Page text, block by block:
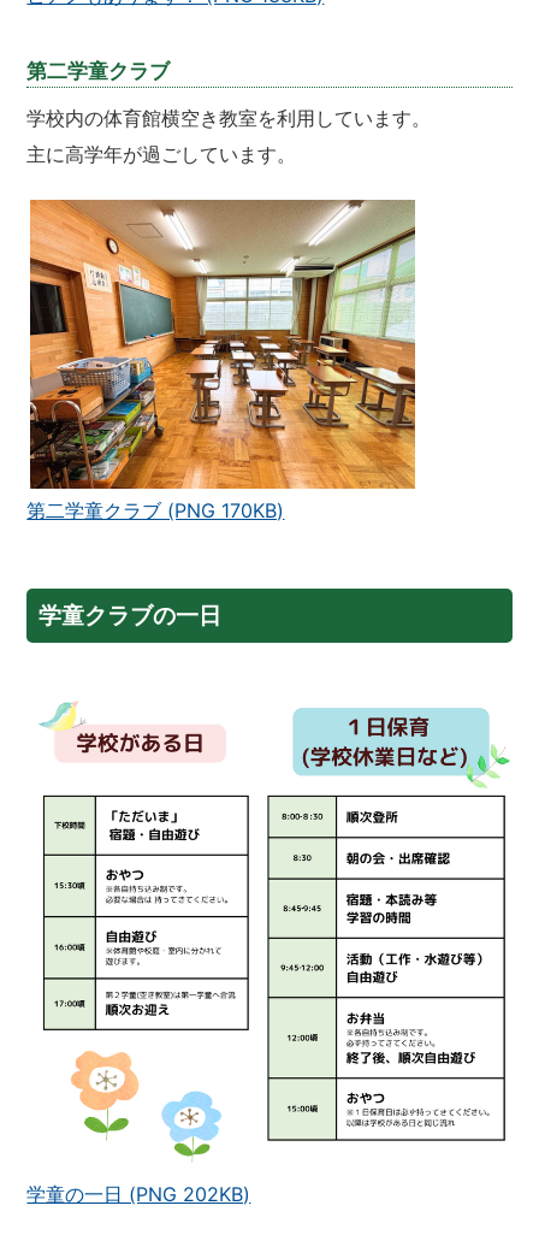
第二学童クラブ
学校内の体育館横空き教室を利用しています。
主に高学年が過ごしています。
第二学童クラブ (PNG 170KB)
学童クラブの一日
学童の一日 (PNG 202KB)